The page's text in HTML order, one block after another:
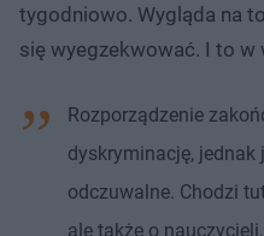
tygodniowo. Wygląda na
się wyegzekwować. I to w
Rozporządzenie
dyskryminację, jednak
odczuwalne. Chodzi
ale także o